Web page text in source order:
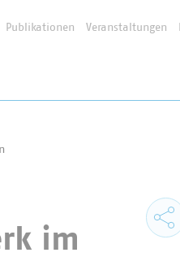
Publikationen Veranstaltungen
im